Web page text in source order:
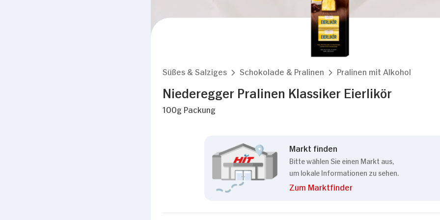
Süßes & Salziges Schokolade & Pralinen Pralinen mit Alkohol
Niederegger Pralinen Klassiker Eierlikör
100g Packung
Markt finden
Bitte wählen Sie einen Markt aus,
um lokale Informationen zu sehen.
Zum Marktfinder